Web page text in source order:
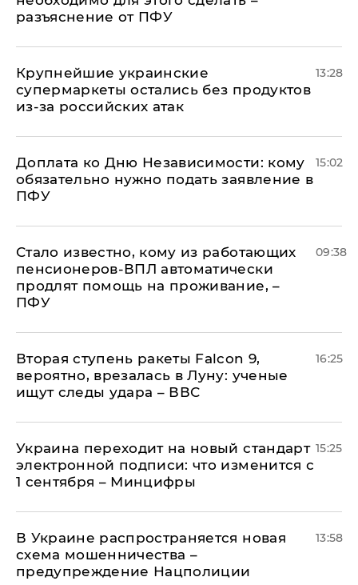
разъяснение от ПФУ
Крупнейшие украинские
супермаркеты остались без продуктов
из-за российских атак
13:28
Доплата ко Дню Независимости: кому
обязательно нужно подать заявление в
ПФУ
15:02
Стало известно, кому из работающих
пенсионеров-ВПЛ автоматически
продлят помощь на проживание, –
ПФУ
09:38
Вторая ступень ракеты Falcon 9,
вероятно, врезалась в Луну: ученые
ищут следы удара – ВВС
16:25
Украина переходит на новый стандарт
электронной подписи: что изменится с
1 сентября – Минцифры
15:25
В Украине распространяется новая
схема мошенничества –
предупреждение Нацполиции
13:58